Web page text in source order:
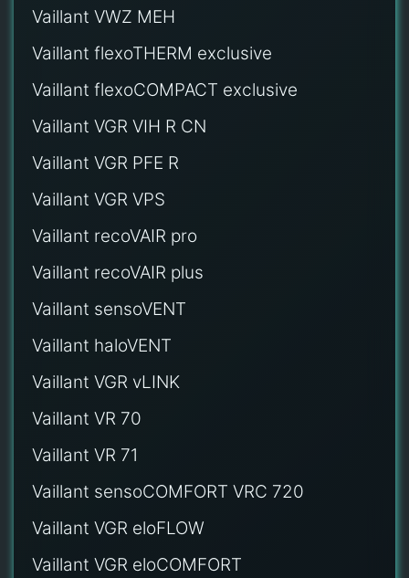
Vaillant VWZ MEH
Vaillant flexoTHERM exclusive
Vaillant flexoCOMPACT exclusive
Vaillant VGR VIH R CN
Vaillant VGR PFE R
Vaillant VGR VPS
Vaillant recoVAIR pro
Vaillant recoVAIR plus
Vaillant sensoVENT
Vaillant haloVENT
Vaillant VGR vLINK
Vaillant VR 70
Vaillant VR 71
Vaillant sensoCOMFORT VRC 720
Vaillant VGR eloFLOW
Vaillant VGR eloCOMFORT